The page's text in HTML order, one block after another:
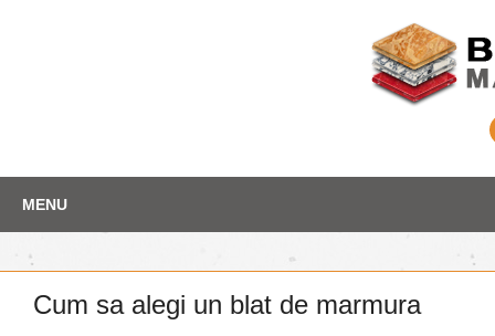
Depozit marmura
content
MENU
Cum sa alegi un blat de marmura